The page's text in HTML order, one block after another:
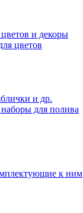
и декоры
цветов
и др.
для полива
к ним